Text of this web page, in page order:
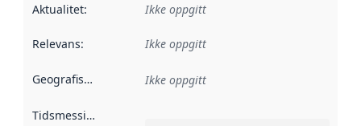
Aktualitet: Ikke oppgitt
Relevans: Ikke oppgitt
Geografisk avgrensning :
Ikke oppgitt
Tidsmessig avgrensning